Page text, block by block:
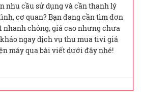
nhu cầu sử dụng và cần thanh lý
cơ quan? Bạn đang cần tìm đơn
nhanh chóng, giá cao nhưng chưa
ngay dịch vụ thu mua tivi giá
máy qua bài viết dưới đây nhé!